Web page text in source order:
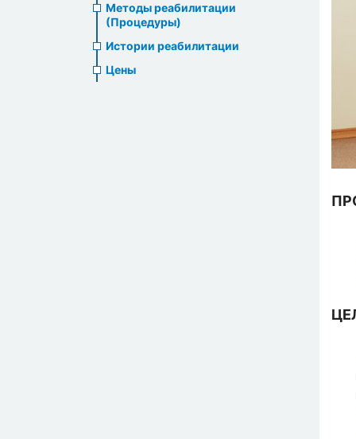
Методы реабилитации
(Процедуры)
Истории реабилитации
Цены